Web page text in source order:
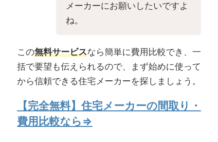
メーカーにお願いしたいですよ
ね。
この無料サービスなら簡単に費用比較でき、一
括で要望も伝えられるので、まず始めに使って
から信頼できる住宅メーカーを探しましょう。
【完全無料】住宅メーカーの間取り・
費用比較なら⇒